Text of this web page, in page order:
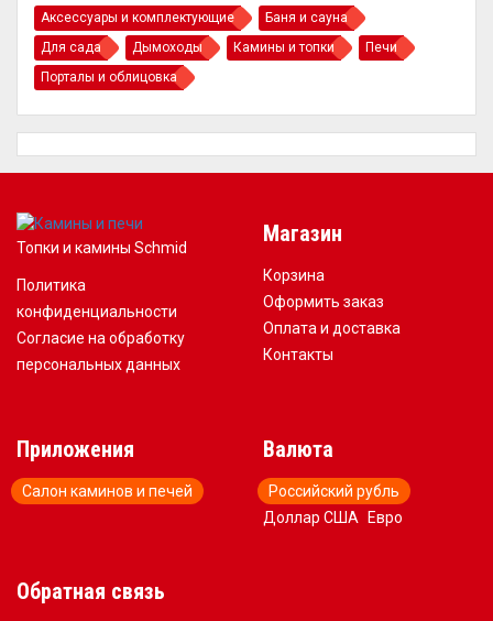
Аксессуары и комплектующие
Баня и сауна
Для сада
Дымоходы Камины и топки
Печи
Порталы и облицовка
Топки и камины Schmid
Политика
конфиденциальности
Согласие на обработку
персональных данных
Магазин
Корзина
Оформить заказ
Оплата и доставка
Контакты
Приложения
Салон каминов и печей
Валюта
Российский рубль
Доллар США
Евро
Обратная связь